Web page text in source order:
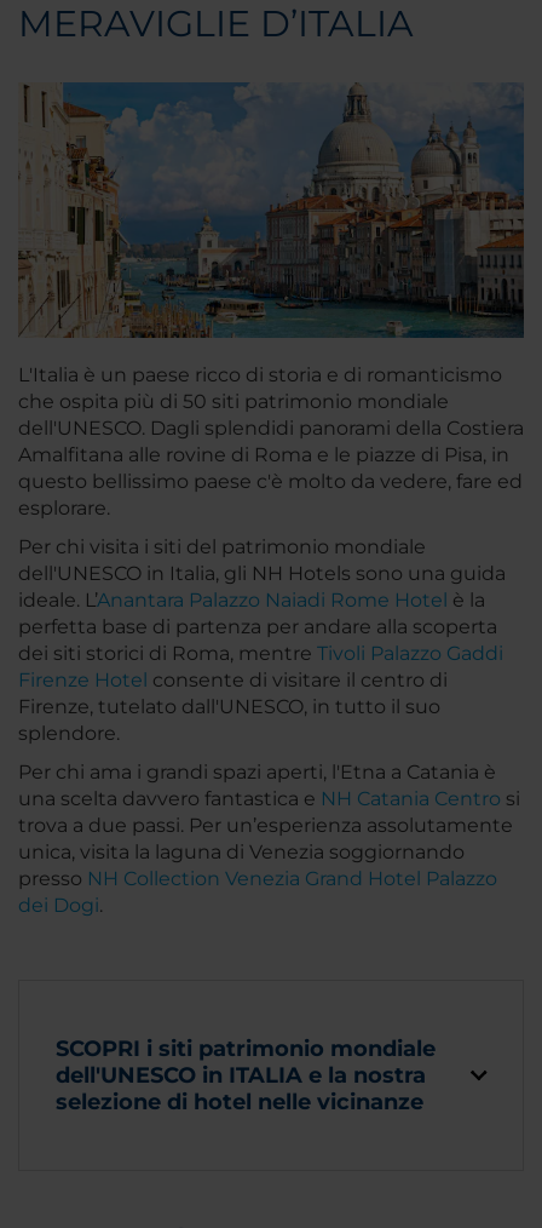
MERAVIGLIE D’ITALIA
L'Italia è un paese ricco di storia e di romanticismo
che ospita più di 50 siti patrimonio mondiale
dell'UNESCO. Dagli splendidi panorami della Costiera
Amalfitana alle rovine di Roma e le piazze di Pisa, in
questo bellissimo paese c'è molto da vedere, fare ed
esplorare.
Per chi visita i siti del patrimonio mondiale
dell'UNESCO in Italia, gli NH Hotels sono una guida
ideale. L’Anantara Palazzo Naiadi Rome Hotel è la
perfetta base di partenza per andare alla scoperta
dei siti storici di Roma, mentre Tivoli Palazzo Gaddi
Firenze Hotel consente di visitare il centro di
Firenze, tutelato dall'UNESCO, in tutto il suo
splendore.
Per chi ama i grandi spazi aperti, l'Etna a Catania è
una scelta davvero fantastica e NH Catania Centro si
trova a due passi. Per un’esperienza assolutamente
unica, visita la laguna di Venezia soggiornando
presso NH Collection Venezia Grand Hotel Palazzo
dei Dogi.
SCOPRI i siti patrimonio mondiale
dell'UNESCO in ITALIA e la nostra
selezione di hotel nelle vicinanze